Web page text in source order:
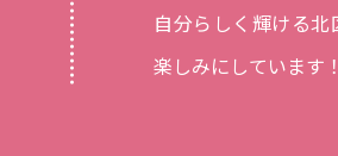
自分らしく輝ける
楽しみにしています！